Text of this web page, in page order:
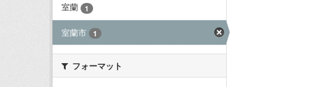
室蘭 1
室蘭市 1
フォーマット